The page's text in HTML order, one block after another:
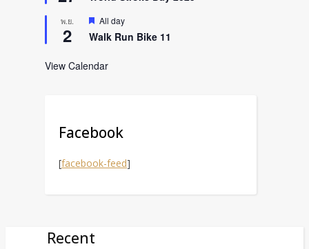
พ.ย.
2
Featured
All day
Walk Run Bike 11
View Calendar
Facebook
[facebook-feed]
Recent